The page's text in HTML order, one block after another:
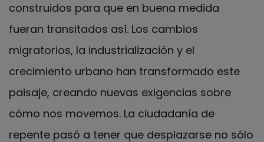
construidos para que en buena medida
fueran transitados así. Los cambios
migratorios, la industrialización y el
crecimiento urbano han transformado este
paisaje, creando nuevas exigencias sobre
cómo nos movemos. La ciudadanía de
repente pasó a tener que desplazarse no sólo